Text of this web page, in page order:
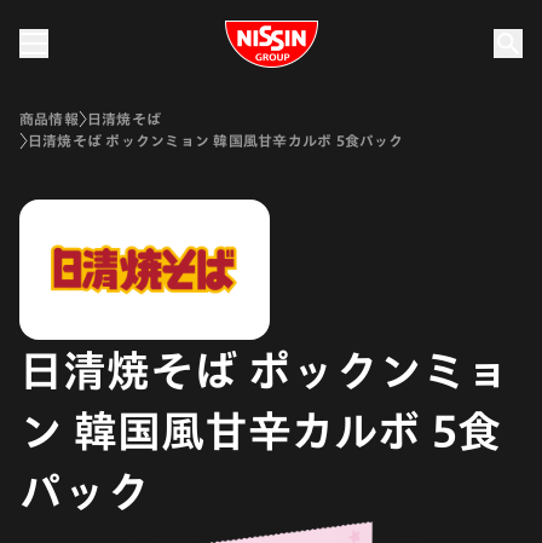
Nissin Group
商品情報
日清焼そば
日清焼そば ポックンミョン 韓国風甘辛カルボ 5食パック
日清焼そば ポックンミョ
ン 韓国風甘辛カルボ 5食
パック